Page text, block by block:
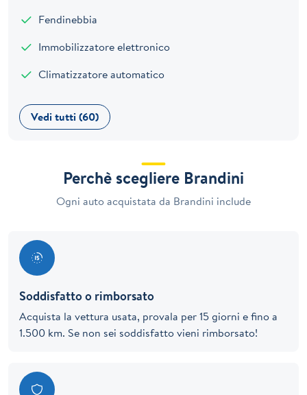
Fendinebbia
Immobilizzatore elettronico
Climatizzatore automatico
Vedi tutti (60)
Perchè scegliere Brandini
Ogni auto acquistata da Brandini include
Soddisfatto o rimborsato
Acquista la vettura usata, provala per 15 giorni e fino a
1.500 km. Se non sei soddisfatto vieni rimborsato!